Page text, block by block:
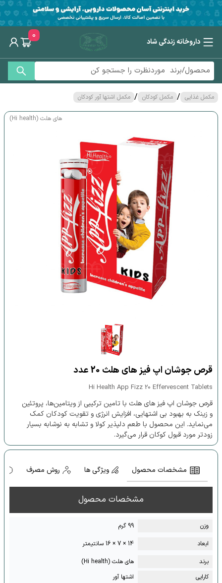
داروخانه زندگی شاد
0
مکمل غذایی / مکمل کودکان / مکمل اشتها آور کودکان
های هلث (Hi health)
قرص جوشان اپ فیز های هلث 20 عدد
Hi Health App Fizz 20 Effervescent Tablets
قرص جوشان اپ فیز های هلث با تامین ترکیبی از ویتامین‌ها، پروتئین
و زینک به بهبود بی اشتهایی، افزایش انرژی و تقویت کودکان کمک
می‌نماید. این محصول با طعم دلپذیر کولا و تشابه به نوشابه بسیار
زودتر مورد قبول کوکان قرار می‌گیرد.
مشخصات محصول ویژگی ها روش مصرف
مشخصات محصول
وزن
99 گرم
ابعاد
14 × 7 × 16 سانتیمتر
برند
های هلث (Hi health)
کارایی
اشتها آور